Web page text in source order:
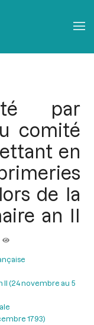
par
comité
en
de la
an II
II (24 novembre au 5
1793)